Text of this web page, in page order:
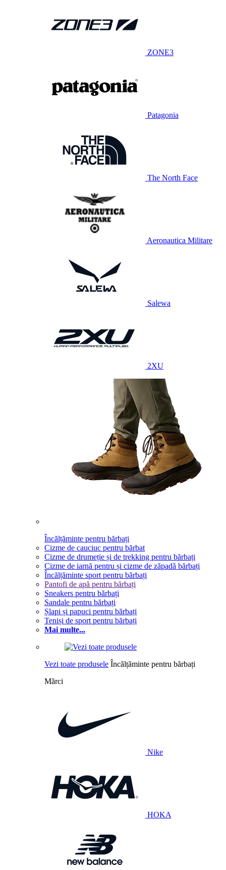
ZONE3
Patagonia
The North Face
Aeronautica Militare
Salewa
2XU
Încălțăminte pentru bărbați
Cizme de cauciuc pentru bărbat
Cizme de drumeție și de trekking pentru bărbați
Cizme de iarnă pentru și cizme de zăpadă bărbați
Încălțăminte sport pentru bărbați
Pantofi de apă pentru bărbați
Sneakers pentru bărbați
Sandale pentru bărbați
Șlapi și papuci pentru bărbați
Teniși de sport pentru bărbați
Mai multe...
Vezi toate produsele Încălțăminte pentru bărbați
Mărci
Nike
HOKA